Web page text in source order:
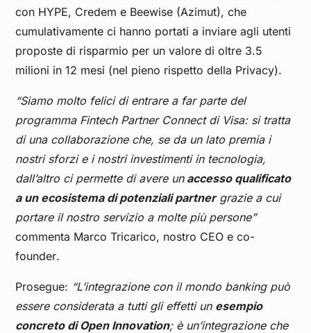
con HYPE, Credem e Beewise (Azimut), che
cumulativamente ci hanno portati a inviare agli utenti
proposte di risparmio per un valore di oltre 3.5
milioni in 12 mesi (nel pieno rispetto della Privacy).
“Siamo molto felici di entrare a far parte del
programma Fintech Partner Connect di Visa: si tratta
di una collaborazione che, se da un lato premia i
nostri sforzi e i nostri investimenti in tecnologia,
dall’altro ci permette di avere unaccesso qualificato
a un ecosistema di potenziali partnergrazie a cui
portare il nostro servizio a molte più persone”
commenta Marco Tricarico, nostro CEO e co-
founder.
Prosegue: “L’integrazione con il mondo banking può
essere considerata a tutti gli effetti un esempio
concreto di Open Innovation; è un’integrazione che